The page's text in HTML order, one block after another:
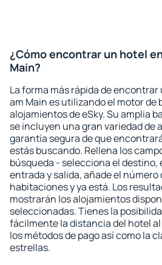
¿Cómo encontrar un hotel
Main?
La forma más rápida de
am Main es utilizando el motor de
alojamientos de eSky. Su amplia
se incluyen una gran variedad de
garantía segura de que
estás buscando. Rellena los
búsqueda - selecciona el destino,
entrada y salida, añade el número
habitaciones y ya está. Los
mostrarán los alojamientos
seleccionadas. Tienes la
fácilmente la distancia del hotel
los métodos de pago así como la
estrellas.